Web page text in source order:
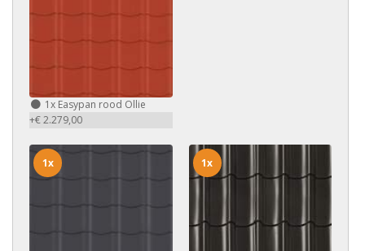
1x Easypan rood Ollie
+€ 2.279,00
1x 1x